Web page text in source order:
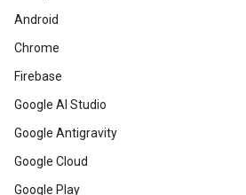
Android
Chrome
Firebase
Google AI Studio
Google Antigravity
Google Cloud
Google Play